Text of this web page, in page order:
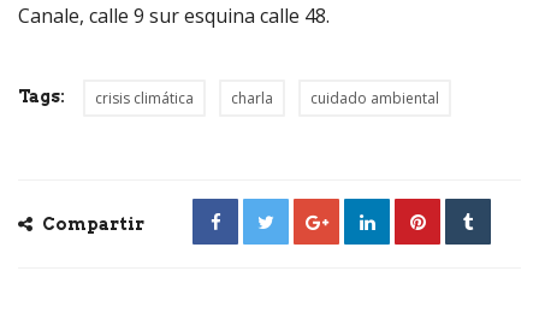
Canale, calle 9 sur esquina calle 48.
Tags: crisis climática charla cuidado ambiental
Compartir